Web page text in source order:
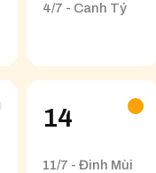
4/7 - Canh Tý
14
11/7 - Đinh Mùi